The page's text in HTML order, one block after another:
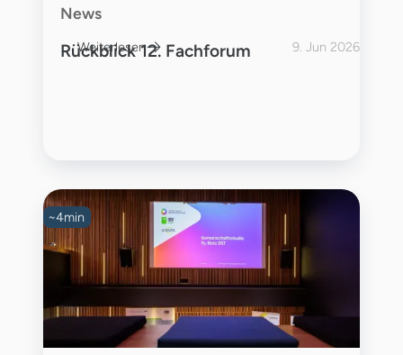
News
Rückblick 12. Fachforum
Weiterlesen 9. Jun 2026
~4min